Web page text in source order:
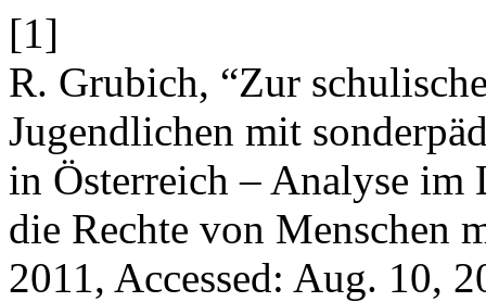
[1]
R. Grubich, “Zur
Jugendlichen mit
in Österreich – Analyse
die Rechte von Menschen
2011, Accessed: Aug. 10,